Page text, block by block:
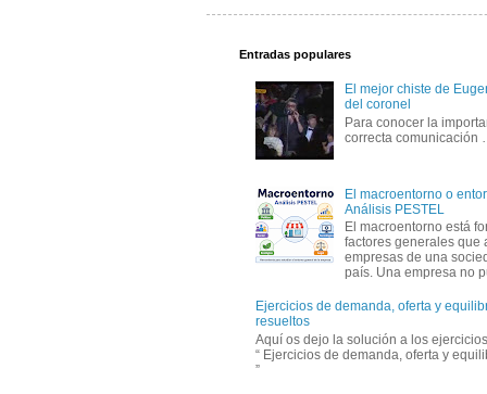
Entradas populares
El mejor chiste de
del coronel
Para conocer la
correcta
El macroentorno o
Análisis PESTEL
El macroentorno está
factores generales que
empresas de una
país. Una empresa no
Ejercicios de demanda, oferta y
resueltos
Aquí os dejo la solución a los
“ Ejercicios de demanda, oferta y
”